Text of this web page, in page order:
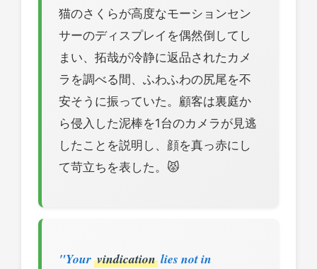
猫のさくらが高度なモーションセン
サーのディスプレイを偶然倒してし
まい、拓哉が冷静に返品されたカメ
ラを調べる間、ふわふわの尻尾を不
安そうに振っていた。顧客は裏庭か
ら侵入した泥棒を1台のカメラが見逃
したことを説明し、顔を真っ赤にし
て苛立ちを表した。😾
"Your vindication lies not in